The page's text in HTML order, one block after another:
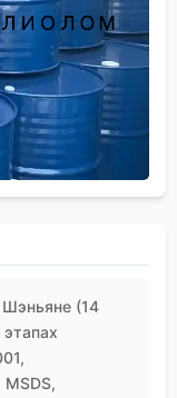
Шэньяне (14